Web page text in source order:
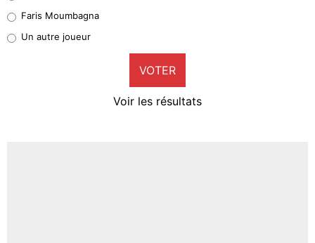
1%
9%
Faris Moumbagna
Un autre joueur
VOTER
Voir les résultats